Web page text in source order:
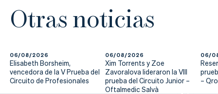
Otras noticias
06/08/2026
Elisabeth Borsheim,
vencedora de la V Prueba del
Circuito de Profesionales
06/08/2026
Xim Torrents y Zoe
Zavoralova lideraron la VIII
prueba del Circuito Junior –
Oftalmedic Salvà
06/
–